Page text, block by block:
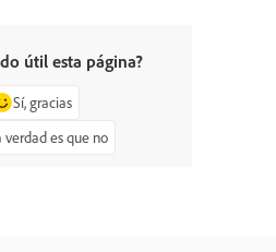
útil esta página?
Sí, gracias
verdad es que no